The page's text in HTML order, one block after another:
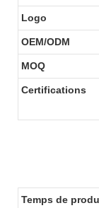
Logo
OEM/ODM
MOQ
Certifications
Temps de